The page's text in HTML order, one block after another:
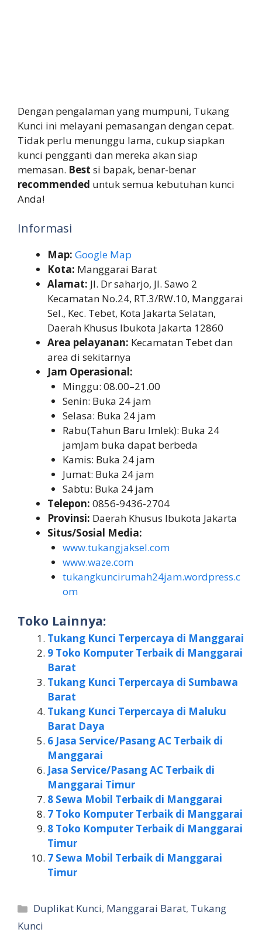
Dengan pengalaman yang mumpuni, Tukang
Kunci ini melayani pemasangan dengan cepat.
Tidak perlu menunggu lama, cukup siapkan
kunci pengganti dan mereka akan siap
memasan. Best si bapak, benar-benar
recommended untuk semua kebutuhan kunci
Anda!
Informasi
Map: Google Map
Kota: Manggarai Barat
Alamat: Jl. Dr saharjo, Jl. Sawo 2
Kecamatan No.24, RT.3/RW.10, Manggarai
Sel., Kec. Tebet, Kota Jakarta Selatan,
Daerah Khusus Ibukota Jakarta 12860
Area pelayanan: Kecamatan Tebet dan
area di sekitarnya
Jam Operasional:
Minggu: 08.00–21.00
Senin: Buka 24 jam
Selasa: Buka 24 jam
Rabu(Tahun Baru Imlek): Buka 24
jamJam buka dapat berbeda
Kamis: Buka 24 jam
Jumat: Buka 24 jam
Sabtu: Buka 24 jam
Telepon: 0856-9436-2704
Provinsi: Daerah Khusus Ibukota Jakarta
Situs/Sosial Media:
www.tukangjaksel.com
www.waze.com
tukangkuncirumah24jam.wordpress.c
om
Toko Lainnya:
Tukang Kunci Terpercaya di Manggarai
9 Toko Komputer Terbaik di Manggarai
Barat
Tukang Kunci Terpercaya di Sumbawa
Barat
Tukang Kunci Terpercaya di Maluku
Barat Daya
6 Jasa Service/Pasang AC Terbaik di
Manggarai
Jasa Service/Pasang AC Terbaik di
Manggarai Timur
8 Sewa Mobil Terbaik di Manggarai
7 Toko Komputer Terbaik di Manggarai
8 Toko Komputer Terbaik di Manggarai
Timur
7 Sewa Mobil Terbaik di Manggarai
Timur
Kategori
Duplikat Kunci, Manggarai Barat, Tukang
Kunci